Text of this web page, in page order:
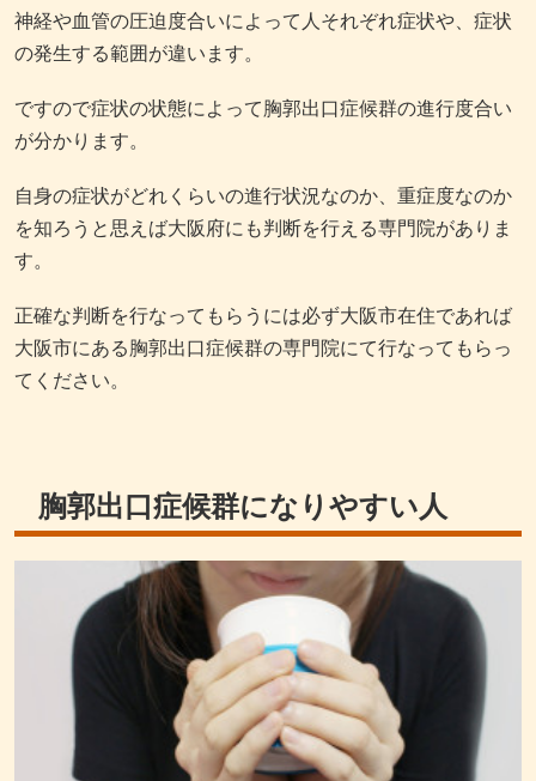
神経や血管の圧迫度合いによって人それぞれ症状や、症状
の発生する範囲が違います。
ですので症状の状態によって胸郭出口症候群の進行度合い
が分かります。
自身の症状がどれくらいの進行状況なのか、重症度なのか
を知ろうと思えば大阪府にも判断を行える専門院がありま
す。
正確な判断を行なってもらうには必ず大阪市在住であれば
大阪市にある胸郭出口症候群の専門院にて行なってもらっ
てください。
胸郭出口症候群になりやすい人